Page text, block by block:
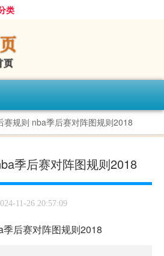
类
赛规则 nba季后赛对阵图规则2018
季后赛对阵图规则2018
11-26 20:57:09